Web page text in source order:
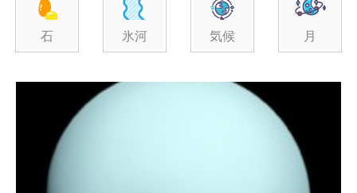
石 氷河 気候 月